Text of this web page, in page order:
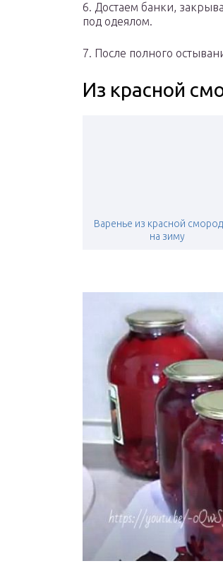
6. Достаем банки,
под одеялом.
7. После полного
Из красной
Варенье из красной
на зиму